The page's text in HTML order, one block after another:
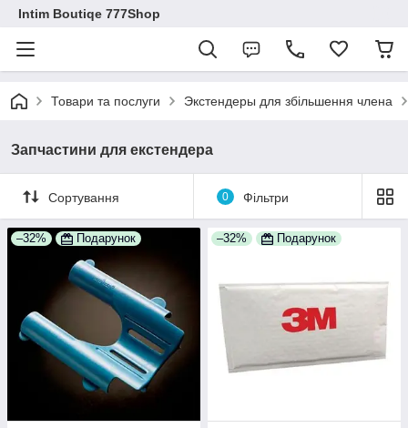
Intim Boutiqe 777Shop
Товари та послуги Экстендеры для збільшення члена
Запчастини для екстендера
Сортування 0 Фільтри
–32% Подарунок –32% Подарунок